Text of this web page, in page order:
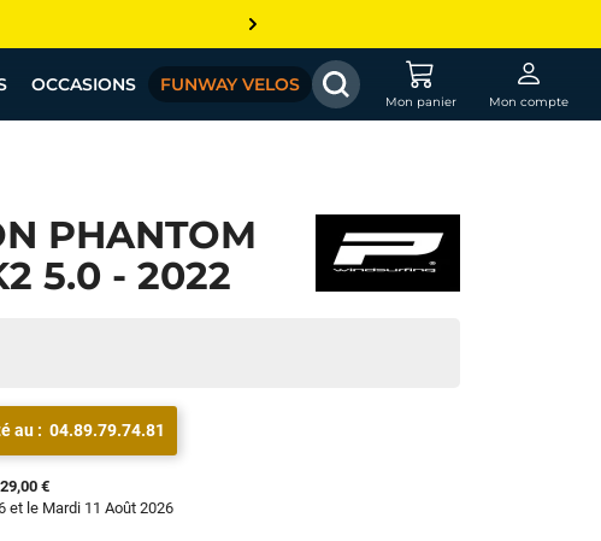
OCCASIONS FUNWAY VELOS
Mon panier Mon compte
PHANTOM
5.0 - 2022
au : 04.89.79.74.81
€
et le Mardi 11 Août 2026